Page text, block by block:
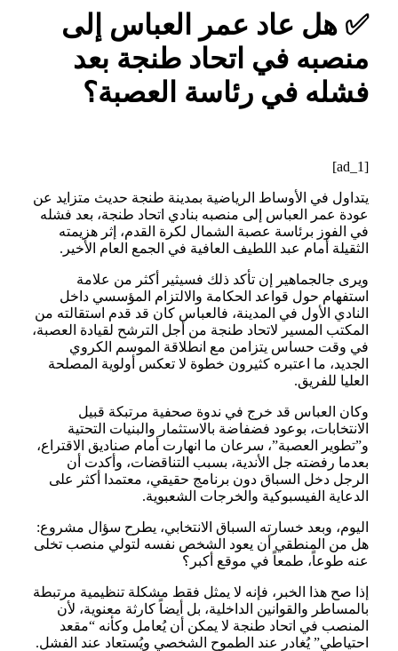
✅ هل عاد عمر العباس إلى
منصبه في اتحاد طنجة بعد
فشله في رئاسة العصبة؟
[ad_1]
يتداول في الأوساط الرياضية بمدينة طنجة حديث متزايد عن
عودة عمر العباس إلى منصبه بنادي اتحاد طنجة، بعد فشله
في الفوز برئاسة عصبة الشمال لكرة القدم، إثر هزيمته
الثقيلة أمام عبد اللطيف العافية في الجمع العام الأخير.
ويرى جالجماهير إن تأكد ذلك فسيثير أكثر من علامة
استفهام حول قواعد الحكامة والالتزام المؤسسي داخل
النادي الأول في المدينة، فالعباس كان قد قدم استقالته من
المكتب المسير لاتحاد طنجة من أجل الترشح لقيادة العصبة،
في وقت حساس يتزامن مع انطلاقة الموسم الكروي
الجديد، ما اعتبره كثيرون خطوة لا تعكس أولوية المصلحة
العليا للفريق.
وكان العباس قد خرج في ندوة صحفية مرتبكة قبيل
الانتخابات، بوعود فضفاضة بالاستثمار والبنيات التحتية
و”تطوير العصبة”، سرعان ما انهارت أمام صناديق الاقتراع،
بعدما رفضته جل الأندية، بسبب التناقضات، وأكدت أن
الرجل دخل السباق دون برنامج حقيقي، معتمدا أكثر على
الدعاية الفيسبوكية والخرجات الشعبوية.
اليوم، وبعد خسارته السباق الانتخابي، يطرح سؤال مشروع:
هل من المنطقي أن يعود الشخص نفسه لتولي منصب تخلى
عنه طوعاً، طمعاً في موقع أكبر؟
إذا صح هذا الخبر، فإنه لا يمثل فقط مشكلة تنظيمية مرتبطة
بالمساطر والقوانين الداخلية، بل أيضاً كارثة معنوية، لأن
المنصب في اتحاد طنجة لا يمكن أن يُعامل وكأنه “مقعد
احتياطي” يُغادر عند الطموح الشخصي ويُستعاد عند الفشل.